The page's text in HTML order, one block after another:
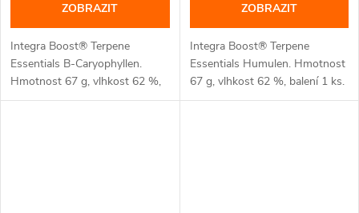
ZOBRAZIT
Integra Boost® Terpene
Essentials B-Caryophyllen.
Hmotnost 67 g, vlhkost 62 %,
balení 1...
ZOBRAZIT
Integra Boost® Terpene
Essentials Humulen. Hmotnost
67 g, vlhkost 62 %, balení 1 ks.